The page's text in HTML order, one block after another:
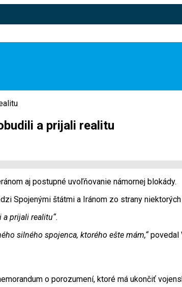
a prijali realitu
aj postupné uvoľňovanie námornej blokády.
Spojenými štátmi a Iránom zo strany
a prijali realitu“.
silného spojenca, ktorého ešte mám,“povedal
o porozumení, ktoré má ukončiť